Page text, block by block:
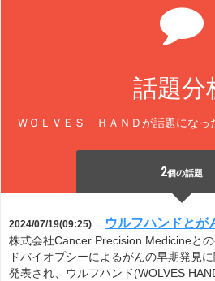
話題分
ＷＯＬＶＥＳ ＨＡＮＤが話題になっ
2個の話題
2024/07/19(09:25) ウルフハンドとが
株式会社Cancer Precision Medicineと
ドバイオプシーによるがんの早期発見
発表され、ウルフハンド(WOLVES